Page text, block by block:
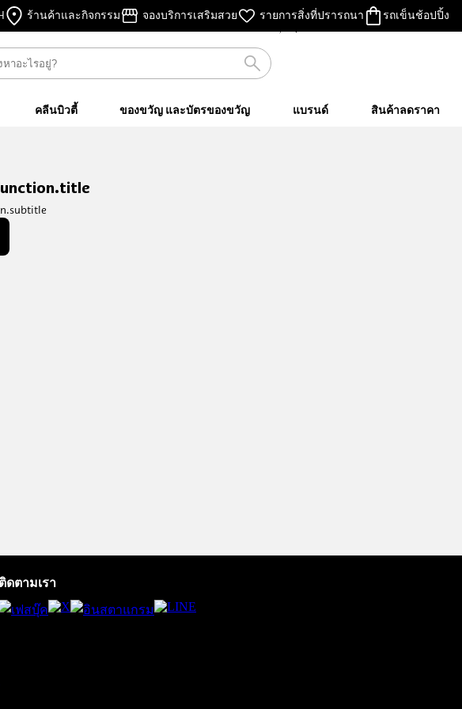
ร้านค้าและกิจกรรม จองบริการเสริมสวย รายการสิ่งที่ปรารถนา รถเข็นช้อปปิ้ง
ฟรี สินค้าขนาดทดลอง
ทุกการสั่งซื้อ จนกว่าสินค้าจะหมด!
คลีนบิวตี้ ของขวัญ และบัตรของขวัญ แบรนด์ สินค้าลดราคา
ติดตามเรา